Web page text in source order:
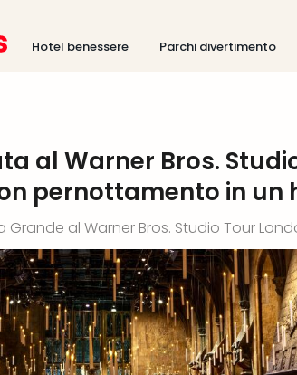
Hotel benessere Parchi divertimento
al Warner Bros.
pernottamento in un
Grande al Warner Bros. Studio Tour